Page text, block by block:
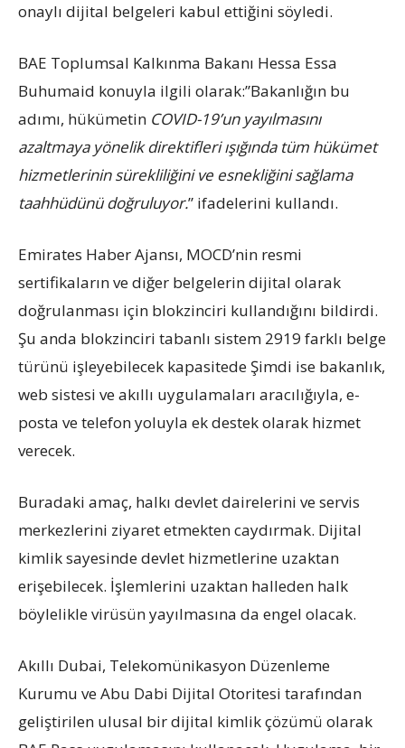
onaylı dijital belgeleri kabul ettiğini söyledi.
BAE Toplumsal Kalkınma Bakanı Hessa Essa
Buhumaid konuyla ilgili olarak:”Bakanlığın bu
adımı, hükümetin COVID-19’un yayılmasını
azaltmaya yönelik direktifleri ışığında tüm hükümet
hizmetlerinin sürekliliğini ve esnekliğini sağlama
taahhüdünü doğruluyor.” ifadelerini kullandı.
Emirates Haber Ajansı, MOCD’nin resmi
sertifikaların ve diğer belgelerin dijital olarak
doğrulanması için blokzinciri kullandığını bildirdi.
Şu anda blokzinciri tabanlı sistem 2919 farklı belge
türünü işleyebilecek kapasitede Şimdi ise bakanlık,
web sistesi ve akıllı uygulamaları aracılığıyla, e-
posta ve telefon yoluyla ek destek olarak hizmet
verecek.
Buradaki amaç, halkı devlet dairelerini ve servis
merkezlerini ziyaret etmekten caydırmak. Dijital
kimlik sayesinde devlet hizmetlerine uzaktan
erişebilecek. İşlemlerini uzaktan halleden halk
böylelikle virüsün yayılmasına da engel olacak.
Akıllı Dubai, Telekomünikasyon Düzenleme
Kurumu ve Abu Dabi Dijital Otoritesi tarafından
geliştirilen ulusal bir dijital kimlik çözümü olarak